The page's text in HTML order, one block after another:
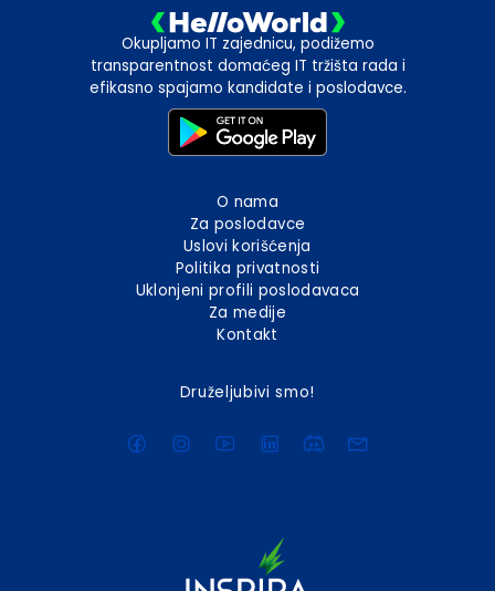
Okupljamo IT zajednicu, podižemo
transparentnost domaćeg IT tržišta rada i
efikasno spajamo kandidate i poslodavce.
O nama
Za poslodavce
Uslovi korišćenja
Politika privatnosti
Uklonjeni profili poslodavaca
Za medije
Kontakt
Druželjubivi smo!